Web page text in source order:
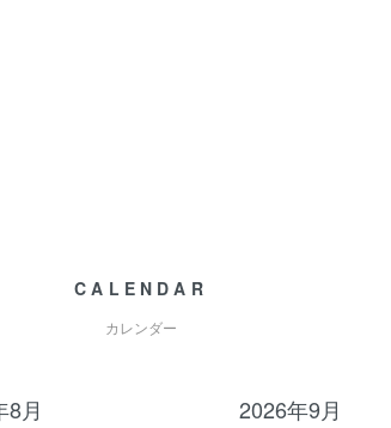
CALENDAR
カレンダー
8月 2026年9月